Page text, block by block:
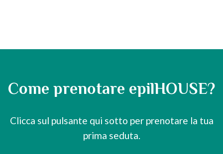
Come prenotare epilHOUSE?
Clicca sul pulsante qui sotto per prenotare la tua
prima seduta.